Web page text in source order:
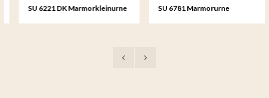
SU 6221 DK Marmorkleinurne SU 6781 Marmorurne